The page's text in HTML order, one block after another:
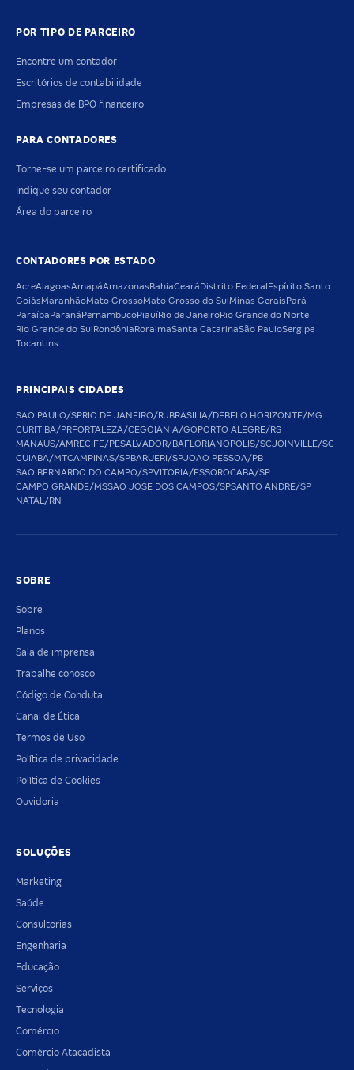
POR TIPO DE PARCEIRO
Encontre um contador
Escritórios de contabilidade
Empresas de BPO financeiro
PARA CONTADORES
Torne-se um parceiro certificado
Indique seu contador
Área do parceiro
CONTADORES POR ESTADO
AcreAlagoasAmapáAmazonas BahiaCeará Distrito Federal Espírito Santo
GoiásMaranhãoMato GrossoMato Grosso do Sul Minas Gerais Pará
Paraíba Paraná PernambucoPiauíRio de JaneiroRio Grande do Norte
Rio Grande do Sul Rondônia RoraimaSanta CatarinaSão PauloSergipe
Tocantins
PRINCIPAIS CIDADES
SAO PAULO/SPRIO DE JANEIRO/RJBRASILIA/DFBELO HORIZONTE/MG
CURITIBA/PRFORTALEZA/CEGOIANIA/GOPORTO ALEGRE/RS
MANAUS/AMRECIFE/PESALVADOR/BAFLORIANOPOLIS/SCJOINVILLE/SC
CUIABA/MTCAMPINAS/SPBARUERI/SPJOAO PESSOA/PB
SAO BERNARDO DO CAMPO/SPVITORIA/ESSOROCABA/SP
CAMPO GRANDE/MSSAO JOSE DOS CAMPOS/SPSANTO ANDRE/SP
NATAL/RN
SOBRE
Sobre
Planos
Sala de imprensa
Trabalhe conosco
Código de Conduta
Canal de Ética
Termos de Uso
Política de privacidade
Política de Cookies
Ouvidoria
SOLUÇÕES
Marketing
Saúde
Consultorias
Engenharia
Educação
Serviços
Tecnologia
Comércio
Comércio Atacadista